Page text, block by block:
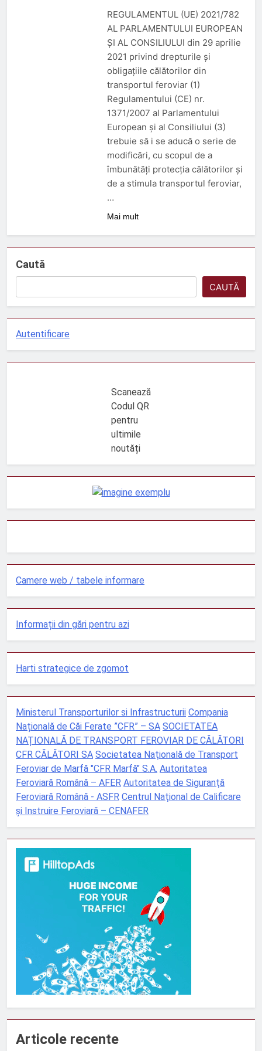
Trenul push-pull cu două
niveluri al ÖBB
3 Luni Ago
ORDIN nr. 326 din 2 aprilie
2026
3 Luni Ago
DECIZIE nr. 24 din 12
februarie 2026
5 Luni Ago
REGULAMENTUL (UE) 2021/782
AL PARLAMENTULUI EUROPEAN
ȘI AL CONSILIULUI din 29 aprilie
2021 privind drepturile și
obligațiile călătorilor din
transportul feroviar (1)
Regulamentului (CE) nr.
1371/2007 al Parlamentului
European și al Consiliului (3)
trebuie să i se aducă o serie de
modificări, cu scopul de a
îmbunătăți protecția călătorilor și
de a stimula transportul feroviar,
…
Mai mult
Caută
CAUTĂ
Autentificare
Scanează
Codul QR
pentru
ultimile
noutăți
Camere web / tabele informare
Informații din gări pentru azi
Harti strategice de zgomot
Ministerul Transporturilor si Infrastructurii Compania
Națională de Căi Ferate ”CFR” – SA SOCIETATEA
NAȚIONALĂ DE TRANSPORT FEROVIAR DE CĂLĂTORI
CFR CĂLĂTORI SA Societatea Naţională de Transport
Feroviar de Marfă "CFR Marfă" S.A. Autoritatea
Feroviară Română – AFER Autoritatea de Siguranţă
Feroviară Română - ASFR Centrul Naţional de Calificare
şi Instruire Feroviară – CENAFER
Articole recente